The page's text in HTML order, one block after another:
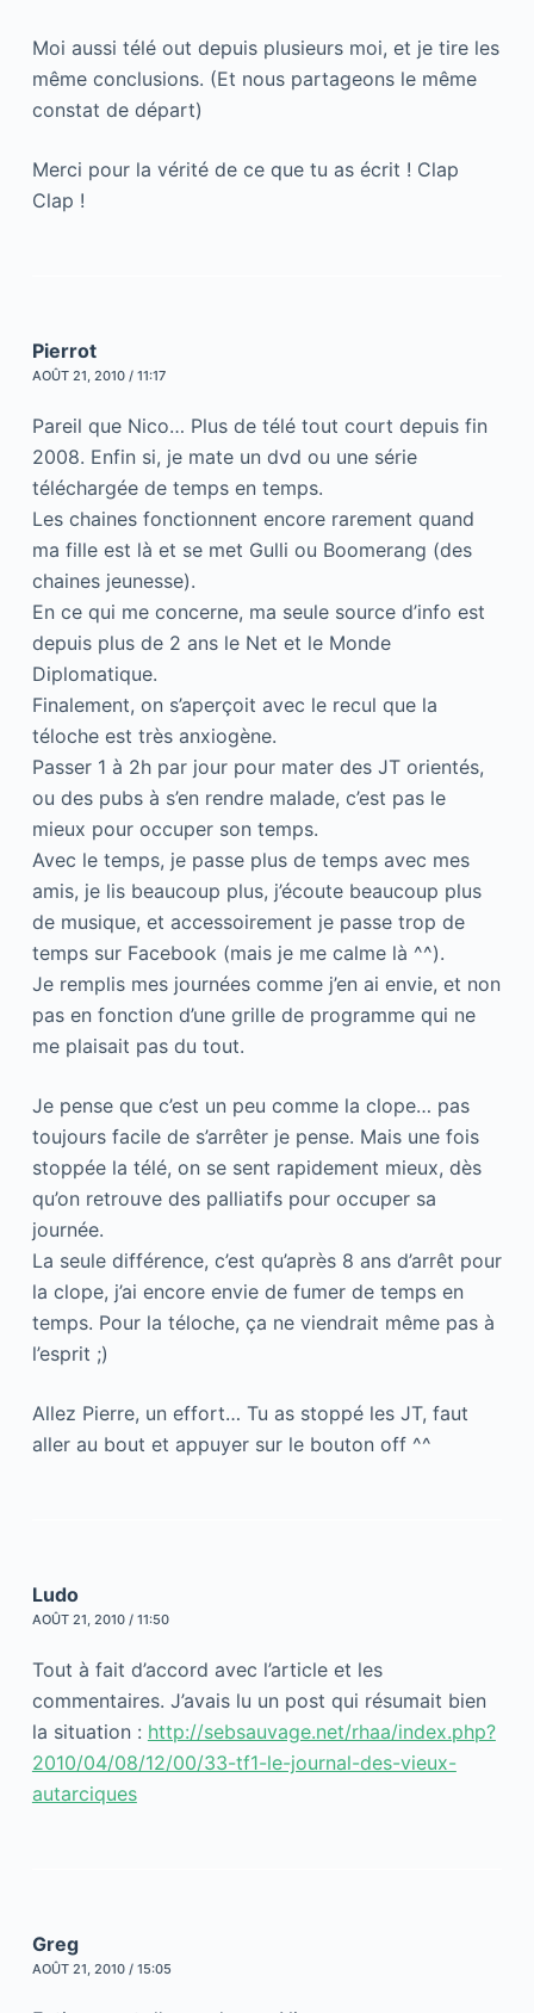
Moi aussi télé out depuis plusieurs moi, et je tire les
même conclusions. (Et nous partageons le même
constat de départ)
Merci pour la vérité de ce que tu as écrit ! Clap
Clap !
Pierrot
AOÛT 21, 2010 / 11:17
Pareil que Nico… Plus de télé tout court depuis fin
2008. Enfin si, je mate un dvd ou une série
téléchargée de temps en temps.
Les chaines fonctionnent encore rarement quand
ma fille est là et se met Gulli ou Boomerang (des
chaines jeunesse).
En ce qui me concerne, ma seule source d’info est
depuis plus de 2 ans le Net et le Monde
Diplomatique.
Finalement, on s’aperçoit avec le recul que la
téloche est très anxiogène.
Passer 1 à 2h par jour pour mater des JT orientés,
ou des pubs à s’en rendre malade, c’est pas le
mieux pour occuper son temps.
Avec le temps, je passe plus de temps avec mes
amis, je lis beaucoup plus, j’écoute beaucoup plus
de musique, et accessoirement je passe trop de
temps sur Facebook (mais je me calme là ^^).
Je remplis mes journées comme j’en ai envie, et non
pas en fonction d’une grille de programme qui ne
me plaisait pas du tout.
Je pense que c’est un peu comme la clope… pas
toujours facile de s’arrêter je pense. Mais une fois
stoppée la télé, on se sent rapidement mieux, dès
qu’on retrouve des palliatifs pour occuper sa
journée.
La seule différence, c’est qu’après 8 ans d’arrêt pour
la clope, j’ai encore envie de fumer de temps en
temps. Pour la téloche, ça ne viendrait même pas à
l’esprit ;)
Allez Pierre, un effort… Tu as stoppé les JT, faut
aller au bout et appuyer sur le bouton off ^^
Ludo
AOÛT 21, 2010 / 11:50
Tout à fait d’accord avec l’article et les
commentaires. J’avais lu un post qui résumait bien
la situation : http://sebsauvage.net/rhaa/index.php?
2010/04/08/12/00/33-tf1-le-journal-des-vieux-
autarciques
Greg
AOÛT 21, 2010 / 15:05